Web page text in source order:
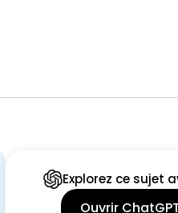
Explorez ce sujet
Ouvrir